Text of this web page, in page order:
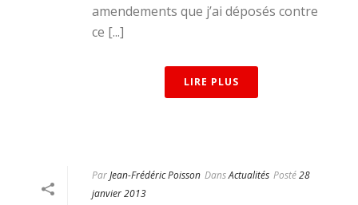
amendements que j’ai déposés contre
ce [...]
LIRE PLUS
ParJean-Frédéric Poisson DansActualités Posté28
janvier 2013